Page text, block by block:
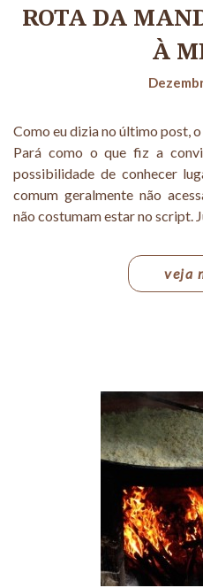
ROTA DA
À
Como eu dizia no último post,
Pará como o que fiz a
possibilidade de conhecer
comum geralmente não
não costumam estar no script.
veja